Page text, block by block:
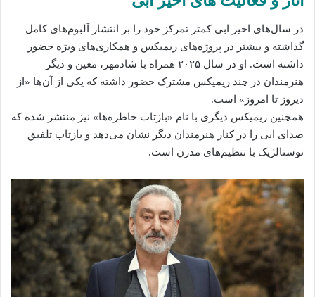
در سال‌های اخیر ابی کمتر تمرکز خود را بر انتشار آلبوم‌های کامل
گذاشته و بیشتر در پروژه‌های ریمیکس و همکاری‌های ویژه حضور
داشته است. او در سال ۲۰۲۵ همراه با شادمهر، معین و دیگر
هنرمندان در چند ریمیکس مشترک حضور داشته که یکی از آن‌ها «از
دیروز تا امروز» است.
همچنین ریمیکس دیگری با نام «بازتاب خاطره‌ها» نیز منتشر شده که
صدای ابی را در کنار هنرمندان دیگر نشان می‌دهد و بازتاب تلفیق
نوستالژیک با تنظیم‌های مدرن است.